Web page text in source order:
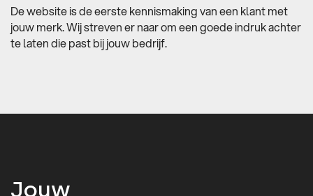
De website is de eerste kennismaking van een klant met
jouw merk. Wij streven er naar om een goede indruk achter
te laten die past bij jouw bedrijf.
Jouw